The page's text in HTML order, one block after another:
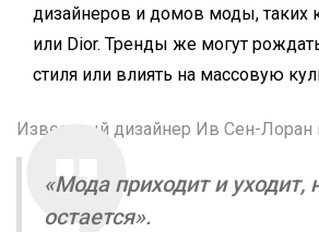
дизайнеров и домов моды, таких
или Dior. Тренды же могут
стиля или влиять на массовую
Известный дизайнер Ив Сен-Лоран
«Мода приходит и уходит,
остается».